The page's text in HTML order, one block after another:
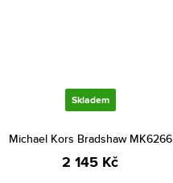
Skladem
Michael Kors Bradshaw MK6266
2 145 Kč